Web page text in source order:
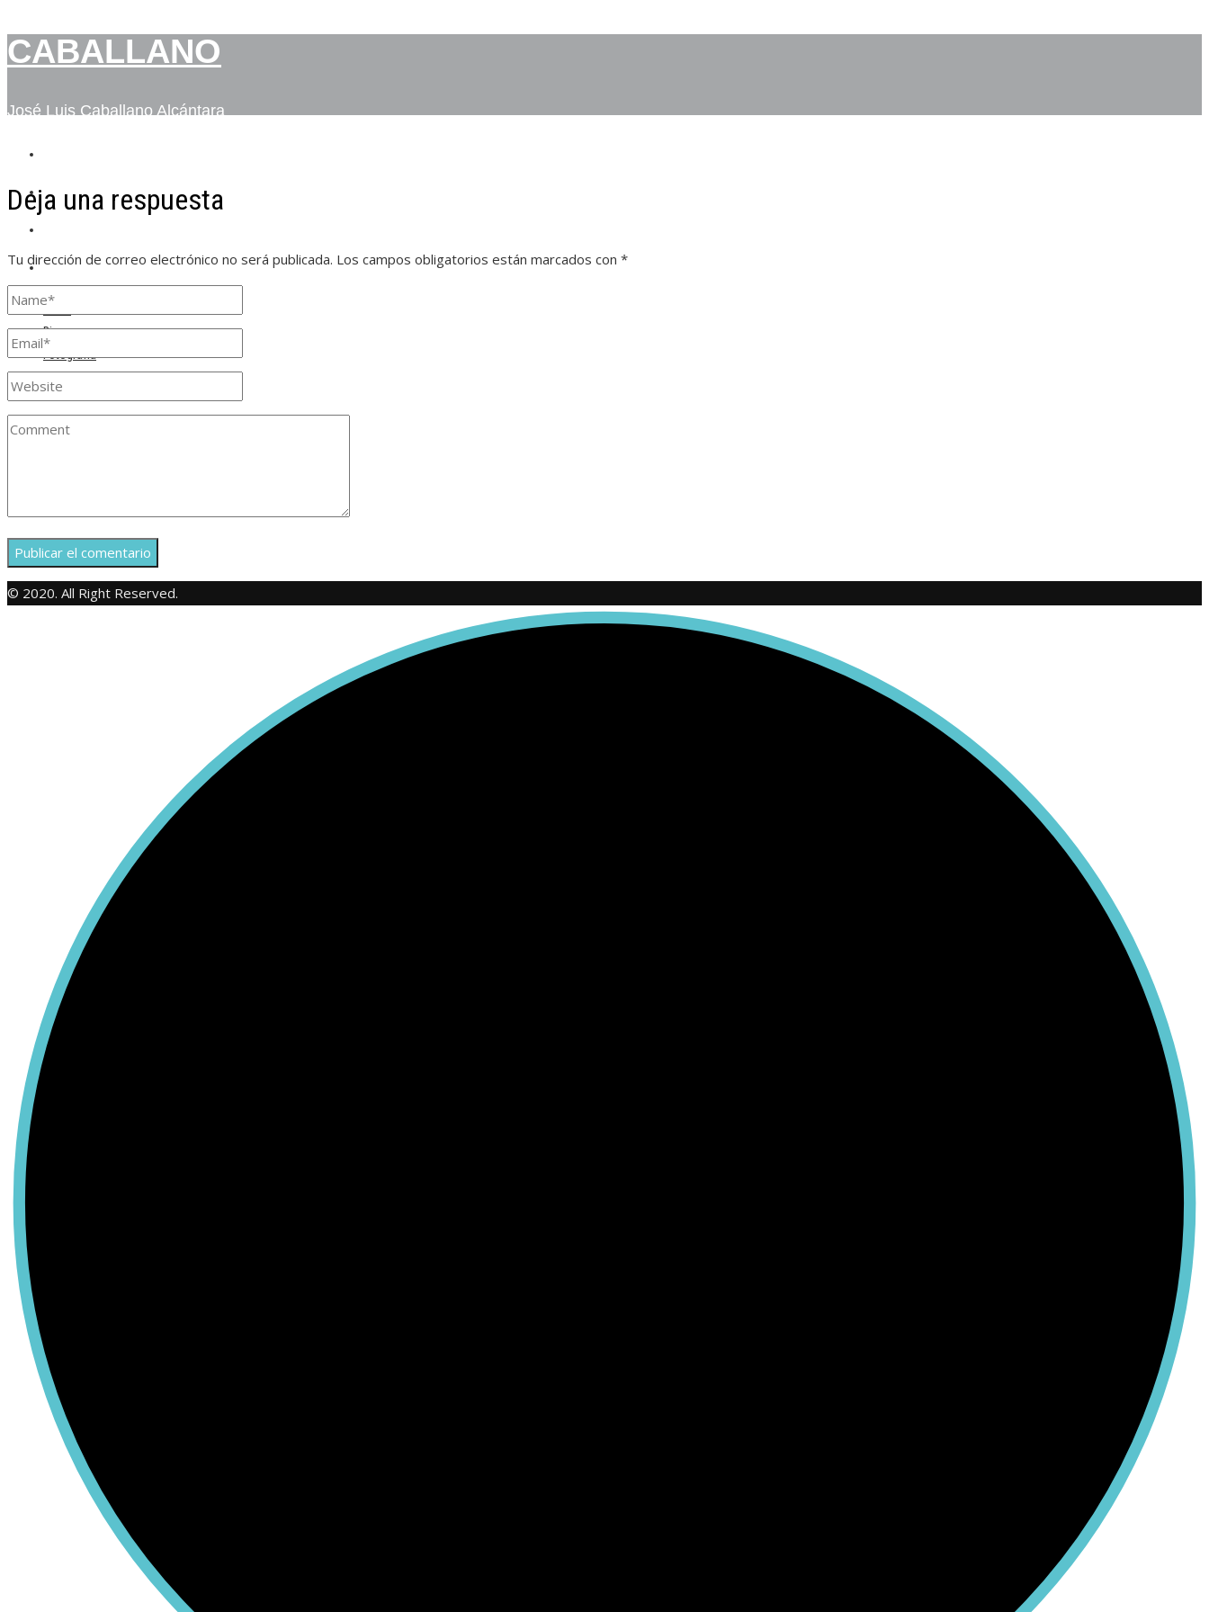
CABALLANO
José Luis Caballano Alcántara
BIO
CONTACTO
Inicio
Bio
Fotografía
Contacto
Deja una respuesta
Tu dirección de correo electrónico no será publicada. Los campos obligatorios están marcados con *
© 2020. All Right Reserved.